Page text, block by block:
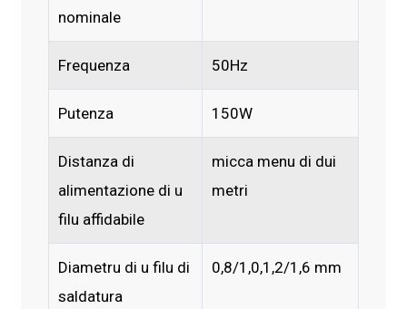
nominale
Frequenza 50Hz
Putenza 150W
Distanza di
alimentazione di u
filu affidabile
micca menu di dui
metri
Diametru di u filu di
saldatura
0,8/1,0,1,2/1,6 mm